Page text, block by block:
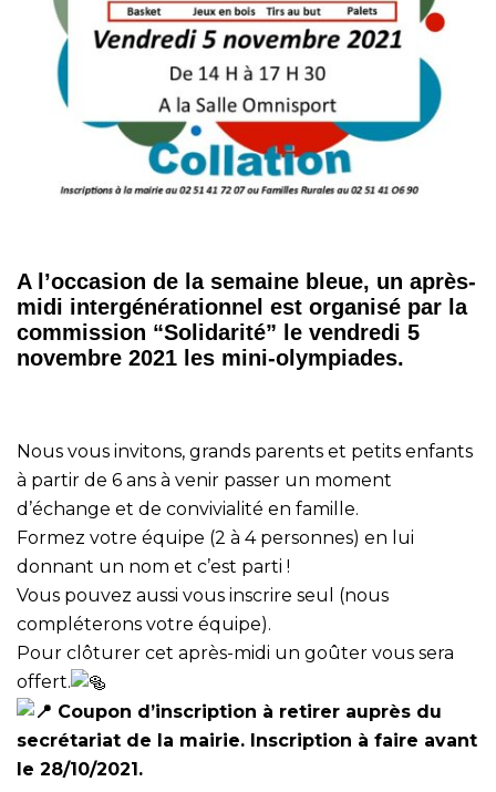
A l’occasion de la semaine bleue, un après-
midi intergénérationnel est organisé par la
commission “Solidarité” le vendredi 5
novembre 2021 les mini-olympiades.
Nous vous invitons, grands parents et petits enfants
à partir de 6 ans à venir passer un moment
d’échange et de convivialité en famille.
Formez votre équipe (2 à 4 personnes) en lui
donnant un nom et c’est parti !
Vous pouvez aussi vous inscrire seul (nous
compléterons votre équipe).
Pour clôturer cet après-midi un goûter vous sera
offert.
Coupon d’inscription à retirer auprès du
secrétariat de la mairie. Inscription à faire avant
le 28/10/2021.